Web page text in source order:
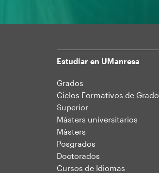
Mapa
web
Estudiar en UManresa
Grados
Ciclos Formativos de Grado
Superior
Másters universitarios
Másters
Posgrados
Doctorados
Cursos de Idiomas